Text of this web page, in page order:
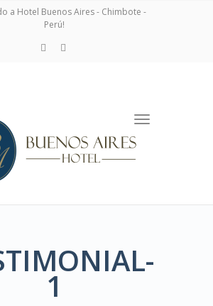
a Hotel Buenos Aires - Chimbote -
Perú!
Toggle
1